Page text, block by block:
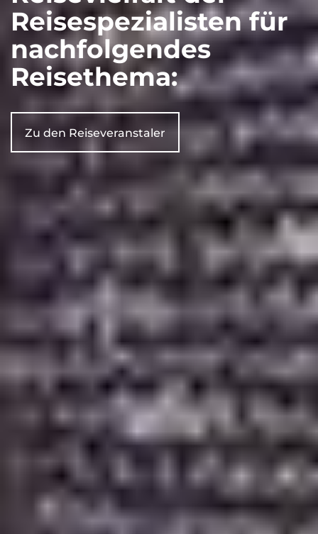
Reisespezialisten für
nachfolgendes
Reisethema:
Zu den Reiseveranstaler